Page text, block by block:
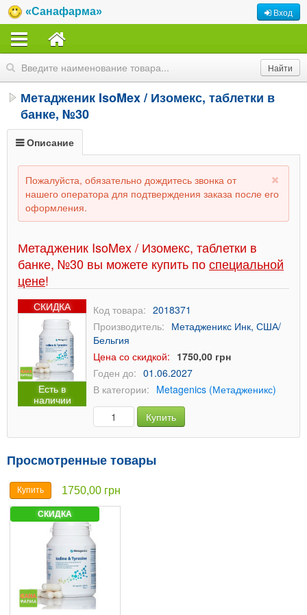
«Санафарма» Вход
Метадженик IsoMex / Изомекс, таблетки в
банке, №30
Описание
Пожалуйста, обязательно дождитесь звонка от
нашего оператора для подтверждения заказа после его
оформления.
Метадженик IsoMex / Изомекс, таблетки в
банке, №30 вы можете купить поспециальной
цене!
СКИДКА
Есть в
наличии
Код товара: 2018371
Производитель: Метадженикс Инк, США/
Бельгия
Цена со скидкой: 1750,00 грн
Годен до: 01.06.2027
В категории: Metagenics (Метадженикс)
Купить
Просмотренные товары
Купить 1750,00 грн
СКИДКА